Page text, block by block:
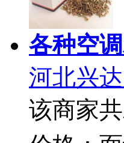
各种空
河北兴
该商家